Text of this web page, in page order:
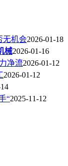
无机会2026-01-18
械2026-01-16
净流2026-01-12
2026-01-12
“2025-11-12